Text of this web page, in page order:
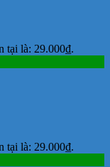
tại là: 29.000₫.
tại là: 29.000₫.